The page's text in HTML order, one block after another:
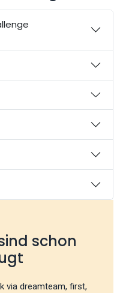
schon
via dreamteam, first,